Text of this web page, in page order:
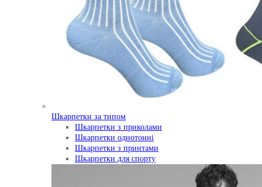
Шкарпетки за типом
Шкарпетки з приколами
Шкарпетки однотонні
Шкарпетки з принтами
Шкарпетки для спорту